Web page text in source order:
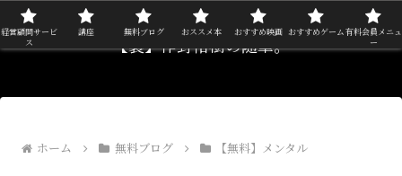
【裏】作野裕樹の随筆。
ホーム 無料ブログ 【無料】メンタル
経営顧問サービ
ス
講座 無料ブログ おススメ本 おすすめ映画 おすすめゲーム有料会員メニュ
ー